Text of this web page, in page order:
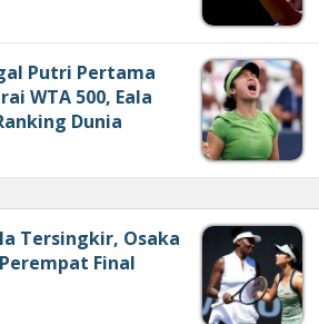
Putri Pertama
WTA 500, Eala
Dunia
Tersingkir, Osaka
Final